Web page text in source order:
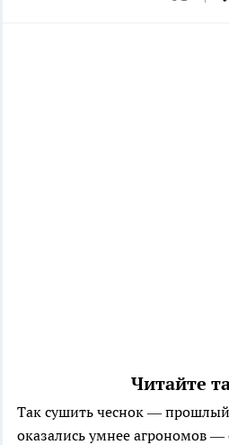
Читайте
Так сушить чеснок —
оказались умнее агрономов